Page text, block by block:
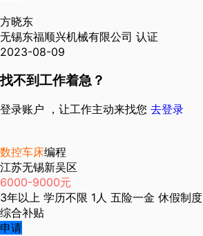
方晓东
无锡东福顺兴机械有限公司 认证
2023-08-09
找不到工作着急？
登录账户 ，让工作主动来找您 去登录
数控车床编程
江苏无锡新吴区
6000-9000元
3年以上 学历不限 1人 五险一金 休假制度
综合补贴
申请